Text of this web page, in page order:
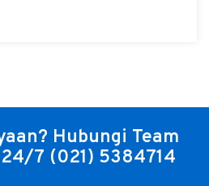
Hubungi Team
7 (021) 5384714